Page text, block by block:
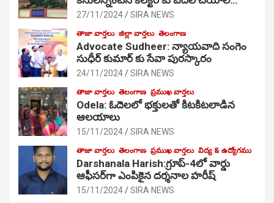
27/11/2024 SIRA NEWS
తాజా వార్తలు జిల్లా వార్తలు తెలంగాణ
Advocate Sudheer: న్యాయవాది సంగెం
సుధీర్ కుమార్ కు సేవా పురస్కారం
24/11/2024 SIRA NEWS
తాజా వార్తలు తెలంగాణ ప్రముఖ వార్తలు
Odela: ఓదెల‌లో భక్తులతో కిటకిటలాడిన
ఆల‌యాలు
15/11/2024 SIRA NEWS
తాజా వార్తలు తెలంగాణ ప్రముఖ వార్తలు విద్య & ఉద్యోగము
Darshanala Harish:గ్రూప్-4లో వార్డు
ఆఫీసర్‌గా ఎంపికైన దర్శనాల హరీష్
15/11/2024 SIRA NEWS